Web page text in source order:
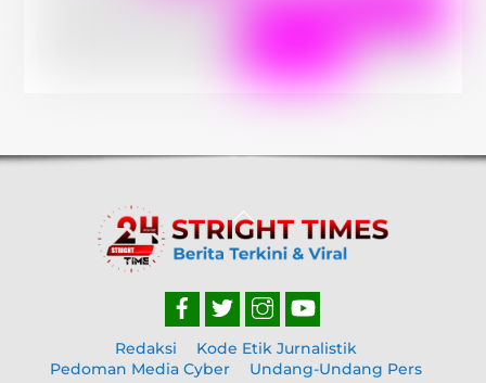
Back
To
Top
Redaksi
Kode Etik Jurnalistik
Pedoman Media Cyber
Undang-Undang Pers